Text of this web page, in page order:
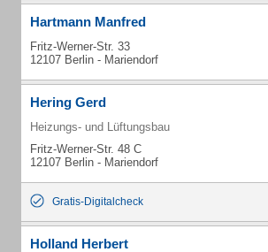
Hartmann Manfred
Fritz-Werner-Str. 33
12107 Berlin - Mariendorf
Hering Gerd
Heizungs- und Lüftungsbau
Fritz-Werner-Str. 48 C
12107 Berlin - Mariendorf
Gratis-Digitalcheck
Holland Herbert